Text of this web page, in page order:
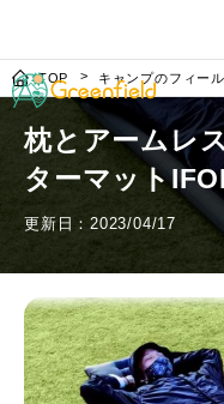
TOP キャンプのフィー
枕とアームレ
ターマット
更新日：2023/04/17